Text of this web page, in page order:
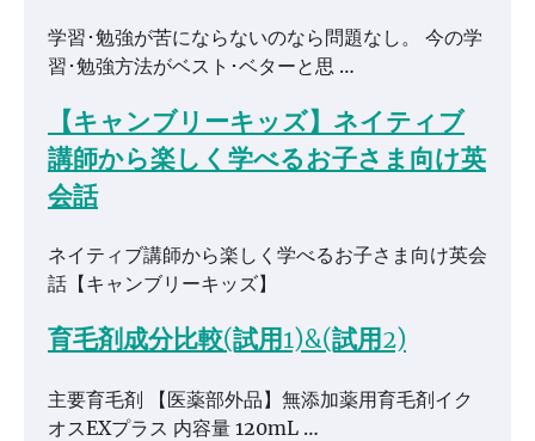
学習･勉強が苦にならないのなら問題なし。 今の学
習･勉強方法がベスト･ベターと思 …
【キャンブリーキッズ】ネイティブ
講師から楽しく学べるお子さま向け英
会話
ネイティブ講師から楽しく学べるお子さま向け英会
話【キャンブリーキッズ】
育毛剤成分比較(試用1)&(試用2)
主要育毛剤 【医薬部外品】無添加薬用育毛剤イク
オスEXプラス 内容量 120mL …